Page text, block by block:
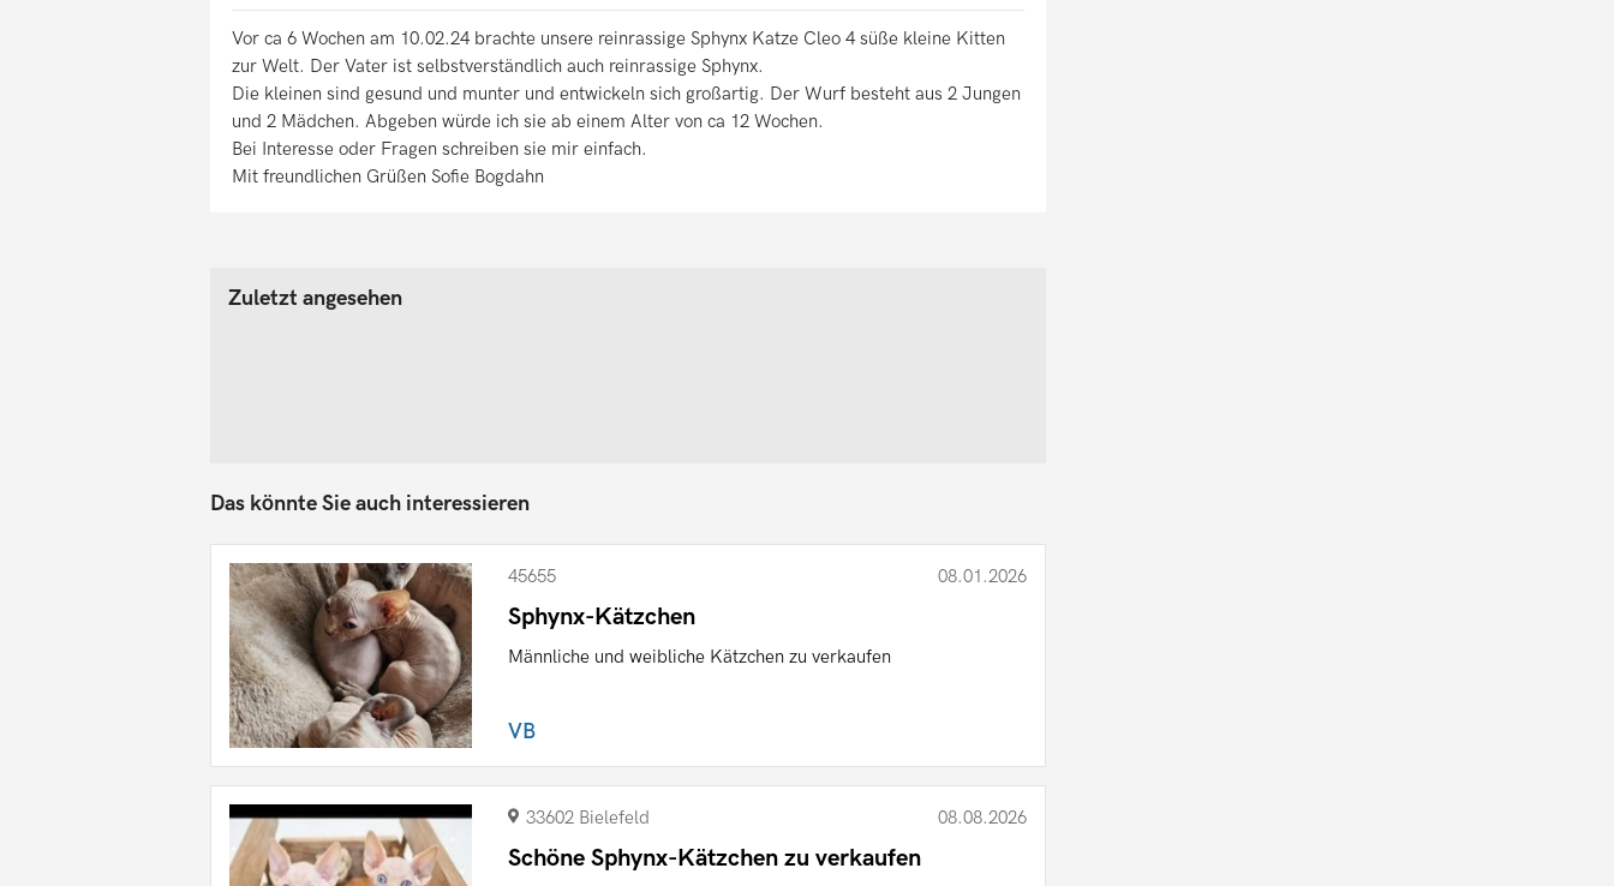
Vor ca 6 Wochen am 10.02.24 brachte unsere reinrassige Sphynx Katze Cleo 4 süße kleine Kitten
zur Welt. Der Vater ist selbstverständlich auch reinrassige Sphynx.
Die kleinen sind gesund und munter und entwickeln sich großartig. Der Wurf besteht aus 2 Jungen
und 2 Mädchen. Abgeben würde ich sie ab einem Alter von ca 12 Wochen.
Bei Interesse oder Fragen schreiben sie mir einfach.
Mit freundlichen Grüßen Sofie Bogdahn
Zuletzt angesehen
Das könnte Sie auch interessieren
45655 08.01.2026
Sphynx-Kätzchen
Männliche und weibliche Kätzchen zu verkaufen
VB
33602 Bielefeld 08.08.2026
Schöne Sphynx-Kätzchen zu verkaufen